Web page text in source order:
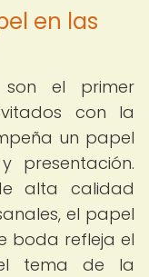
en las
el primer
con la
un papel
presentación.
alta calidad
el papel
boda refleja el
tema de la